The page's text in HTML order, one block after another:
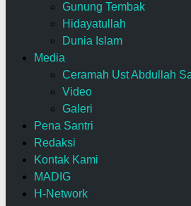
Gunung Tembak
Hidayatullah
Dunia Islam
Media
Ceramah Ust Abdullah
Video
Galeri
Pena Santri
Redaksi
Kontak Kami
MADIG
H-Network